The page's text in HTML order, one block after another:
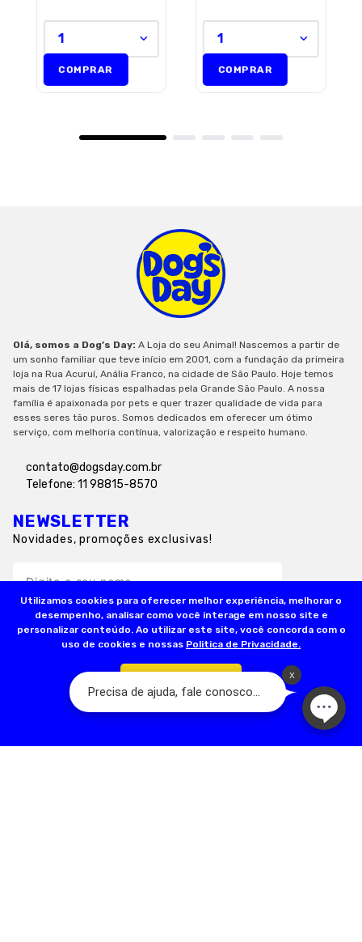
Utilizamos cookies para oferecer melhor experiência, melhorar o
desempenho, analisar como você interage em nosso site e
personalizar conteúdo. Ao utilizar este site, você concorda com o
uso de cookies e nossas Politica de Privacidade.
1
COMPRAR
1
COMPRAR
Olá, somos a Dog’s Day: A Loja do seu Animal! Nascemos a partir de
um sonho familiar que teve início em 2001, com a fundação da primeira
loja na Rua Acuruí, Anália Franco, na cidade de São Paulo. Hoje temos
mais de 17 lojas físicas espalhadas pela Grande São Paulo. A nossa
família é apaixonada por pets e quer trazer qualidade de vida para
esses seres tão puros. Somos dedicados em oferecer um ótimo
serviço, com melhoria contínua, valorização e respeito humano.
contato@dogsday.com.br
Telefone: 11 98815-8570
NEWSLETTER
Novidades, promoções exclusivas!